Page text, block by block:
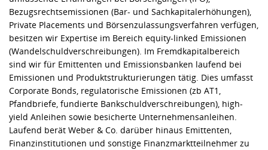
Bezugsrechtsemissionen (Bar- und Sachkapitalerhöhungen),
Private Placements und Börsenzulassungsverfahren verfügen,
besitzen wir Expertise im Bereich equity-linked Emissionen
(Wandelschuldverschreibungen). Im Fremdkapitalbereich
sind wir für Emittenten und Emissionsbanken laufend bei
Emissionen und Produktstrukturierungen tätig. Dies umfasst
Corporate Bonds, regulatorische Emissionen (zb AT1,
Pfandbriefe, fundierte Bankschuldverschreibungen), high-
yield Anleihen sowie besicherte Unternehmensanleihen.
Laufend berät Weber & Co. darüber hinaus Emittenten,
Finanzinstitutionen und sonstige Finanzmarktteilnehmer zu